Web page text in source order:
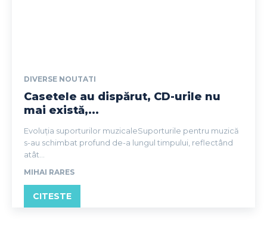
DIVERSE NOUTATI
Casetele au dispărut, CD-urile nu
mai există,...
Evoluția suporturilor muzicaleSuporturile pentru muzică
s-au schimbat profund de-a lungul timpului, reflectând
atât...
MIHAI RARES
CITESTE